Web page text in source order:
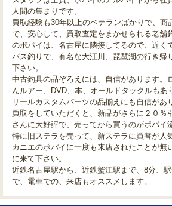
人間の集まりです。
買取経験も30年以上のベテランばかりで、商
で、安心して、買取査定をまかせられる老舗
のポパイは、名古屋に隣接してるので、近く
バス釣りで、有名な大江川、琵琶湖の行き帰
下さい。
中古釣具の品ぞろえには、自信があります。
んルアー、DVD、本、オールドタックルもあ
リールカスタムパーツの品揃えにも自信があ
買取をしていただくと、新品がさらに２０％
さんに大好評で、売ってから買うのがポパイ
特に旧ステラを売って、新ステラに買替が人
カニエのポパイに一度も来店されたことが無
に来て下さい。
近鉄名古屋駅から、近鉄蟹江駅まで、8分、
で、電車での、来店もオススメします。